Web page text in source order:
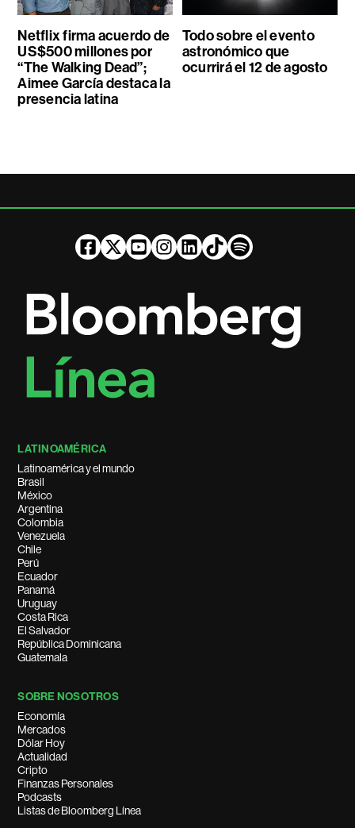
Netflix firma acuerdo de
US$500 millones por
“The Walking Dead”;
Aimee García destaca la
presencia latina
Todo sobre el evento
astronómico que
ocurrirá el 12 de agosto
LATINOAMÉRICA
Latinoamérica y el mundo
Brasil
México
Argentina
Colombia
Venezuela
Chile
Perú
Ecuador
Panamá
Uruguay
Costa Rica
El Salvador
República Dominicana
Guatemala
SOBRE NOSOTROS
Economía
Mercados
Dólar Hoy
Actualidad
Cripto
Finanzas Personales
Podcasts
Listas de Bloomberg Línea